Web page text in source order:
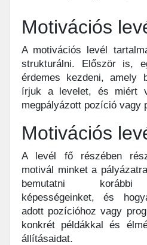
Motivációs
A motivációs levél
strukturálni. Először is,
érdemes kezdeni, amely
írjuk a levelet, és miért
megpályázott pozíció vagy
Motivációs
A levél fő részében
motivál minket a
bemutatni korábbi
képességeinket, és
adott pozícióhoz vagy
konkrét példákkal és
állításaidat.